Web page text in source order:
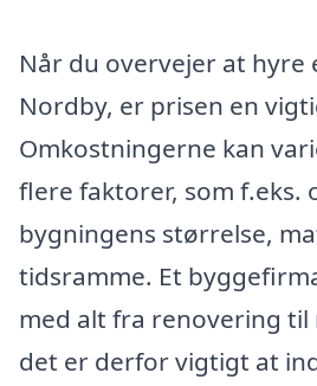
Når du overvejer at hyre
Nordby, er prisen en
Omkostningerne kan
flere faktorer, som f.eks.
bygningens størrelse,
tidsramme. Et
med alt fra renovering til
det er derfor vigtigt at